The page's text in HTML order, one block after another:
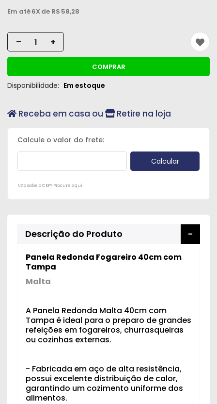
Em até6X de R$ 58,28
- +
COMPRAR
Disponibilidade: Em estoque
Receba em casa ou Retire na loja
Não sabe o CEP? Procure aqui
Descrição do Produto
Panela Redonda Fogareiro 40cm com
Tampa
Malta
A Panela Redonda Malta 40cm com
Tampa é ideal para o preparo de grandes
refeições em fogareiros, churrasqueiras
ou cozinhas externas.
- Fabricada em aço de alta resistência,
possui excelente distribuição de calor,
garantindo um cozimento uniforme dos
alimentos.